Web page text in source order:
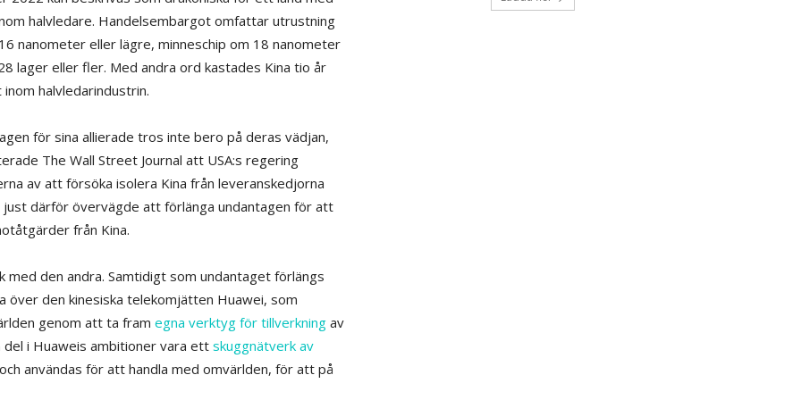
halvledare. Handelsembargot omfattar utrustning
nanometer eller lägre, minneschip om 18 nanometer
lager eller fler. Med andra ord kastades Kina tio år
halvledarindustrin.
för sina allierade tros inte bero på deras vädjan,
The Wall Street Journal att USA:s regering
av att försöka isolera Kina från leveranskedjorna
därför övervägde att förlänga undantagen för att
från Kina.
med den andra. Samtidigt som undantaget förlängs
över den kinesiska telekomjätten Huawei, som
genom att ta fram egna verktyg för tillverkning av
i Huaweis ambitioner vara ett skuggnätverk av
användas för att handla med omvärlden, för att på